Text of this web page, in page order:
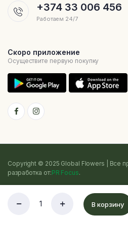
В корзину
+374 33 006 456
Работаем 24/7
Скоро приложение
Осуществите первую покупку
Copyright © 2025 Global Flowers | Все
разработка от:PR Focus.
Политика конфиденциальности
Sitemap